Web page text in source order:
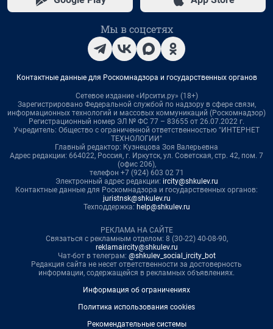
Мы в соцсетях
Контактные данные для Роскомнадзора и государственных органов
Сетевое издание «Ирсити.ру» (18+)
Зарегистрировано Федеральной службой по надзору в сфере связи,
информационных технологий и массовых коммуникаций (Роскомнадзор)
Регистрационный номер ЭЛ № ФС 77 – 83655 от 26.07.2022 г.
Учредитель: Общество с ограниченной ответственностью "ИНТЕРНЕТ
ТЕХНОЛОГИИ"
Главный редактор: Кузнецова Зоя Валерьевна
Адрес редакции: 664022, Россия, г. Иркутск, ул. Советская, стр. 42, пом. 7
(офис 206),
телефон +7 (924) 603 02 71
Электронный адрес редакции: ircity@shkulev.ru
Контактные данные для Роскомнадзора и государственных органов:
juristnsk@shkulev.ru
Техподдержка: help@shkulev.ru
РЕКЛАМА НА САЙТЕ
Связаться с рекламным отделом: 8 (30-22) 40-08-90,
reklamaircity@shkulev.ru
Чат-бот в телеграм: @shkulev_social_ircity_bot
Редакция сайта не несет ответственности за достоверность
информации, содержащейся в рекламных объявлениях.
Информация об ограничениях
Политика использования cookies
Рекомендательные системы